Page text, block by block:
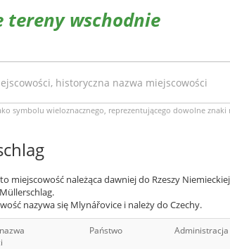
tereny wschodnie
symbolu wieloznacznego, reprezentującego dowolne znaki
miejscowość należąca dawniej do Rzeszy
nazywa się Mlynářovice i należy do Czechy.
Państwo Administracja